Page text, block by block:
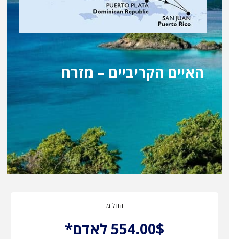
האיים הקריביים – מזרח
החל מ
554.00$ לאדם*